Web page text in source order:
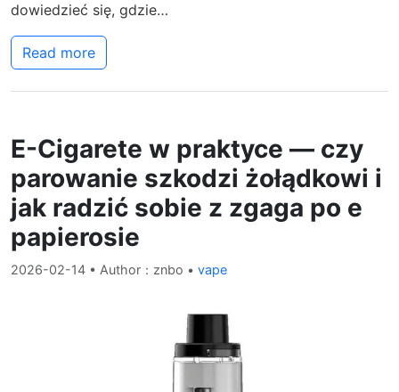
dowiedzieć się, gdzie…
Read more
E-Cigarete w praktyce — czy
parowanie szkodzi żołądkowi i
jak radzić sobie z zgaga po e
papierosie
2026-02-14 • Author：znbo • vape